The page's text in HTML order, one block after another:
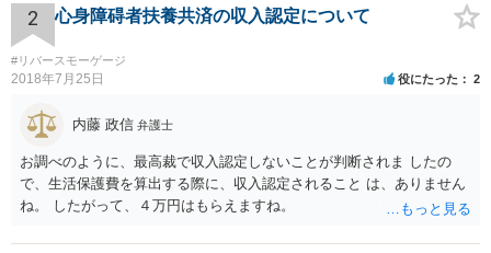
2 心身障碍者扶養共済の収入認定について
#リバースモーゲージ
2018年7月25日 役にたった 2
内藤 政信 弁護士
お調べのように、最高裁で収入認定しないことが判断されま したの
で、生活保護費を算出する際に、収入認定されること は、ありません
ね。 したがって、４万円はもらえますね。